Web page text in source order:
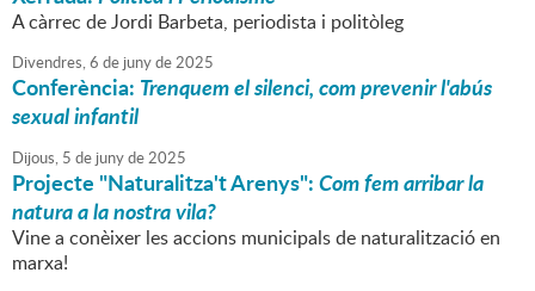
A càrrec de Jordi Barbeta, periodista i politòleg
Divendres,6 de junyde2025
Conferència: Trenquem el silenci, com prevenir l'abús
sexual infantil
Dijous, 5 de junyde2025
Projecte "Naturalitza't Arenys":Com fem arribar la
natura a la nostra vila?
Vine a conèixer les accions municipals de naturalització en
marxa!